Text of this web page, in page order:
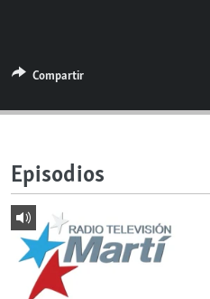
ESPECIALES
LA REALIDAD DE LA
KENTU-CUBANO
LOS SANTOS DE HIALEAH
DESINFORMACIÓN RUSA EN
LA INVASIÓN DE RUSIA A
MULTIMEDIA
EDITORIALES
Compartir
Episodios